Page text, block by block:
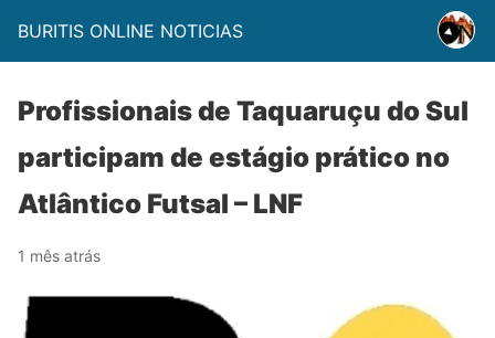
BURITIS ONLINE NOTICIAS
Profissionais de Taquaruçu do Sul
participam de estágio prático no
Atlântico Futsal – LNF
1 mês atrás